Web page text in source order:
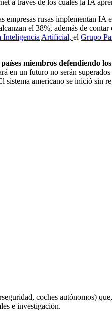
a través de los cuáles la IA
rusas implementan IA
el 38%, además de
Inteligencia Artificial, el Grupo
miembros defendiendo
en un futuro no serán
americano se inició sin
coches autónomos)
e investigación.